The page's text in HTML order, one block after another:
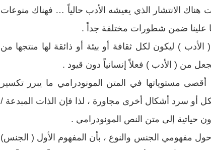
هناك الانتشار الذي يعيشه الأدب حالياً … فهناك منوعات
علينا ضمن شطورات مختلفة جداً .
) ليكون لكل ثقافة أو بيئة أو ذائقة لها منتجها من
يجعل من ( الأدب ) فعلاً إنسانياً دون قيود .
أقصى مستوياتها في المتن المونودرامي ما يبرر تكسير
أو سرد أشكال أخرى مجاورة ، لذا فإن الذات المبدعة /
حياتية إلى متن النص المونودرامي .
مفهومي الجنس والنوع ، بأن المفهوم الأول ( الجنس)